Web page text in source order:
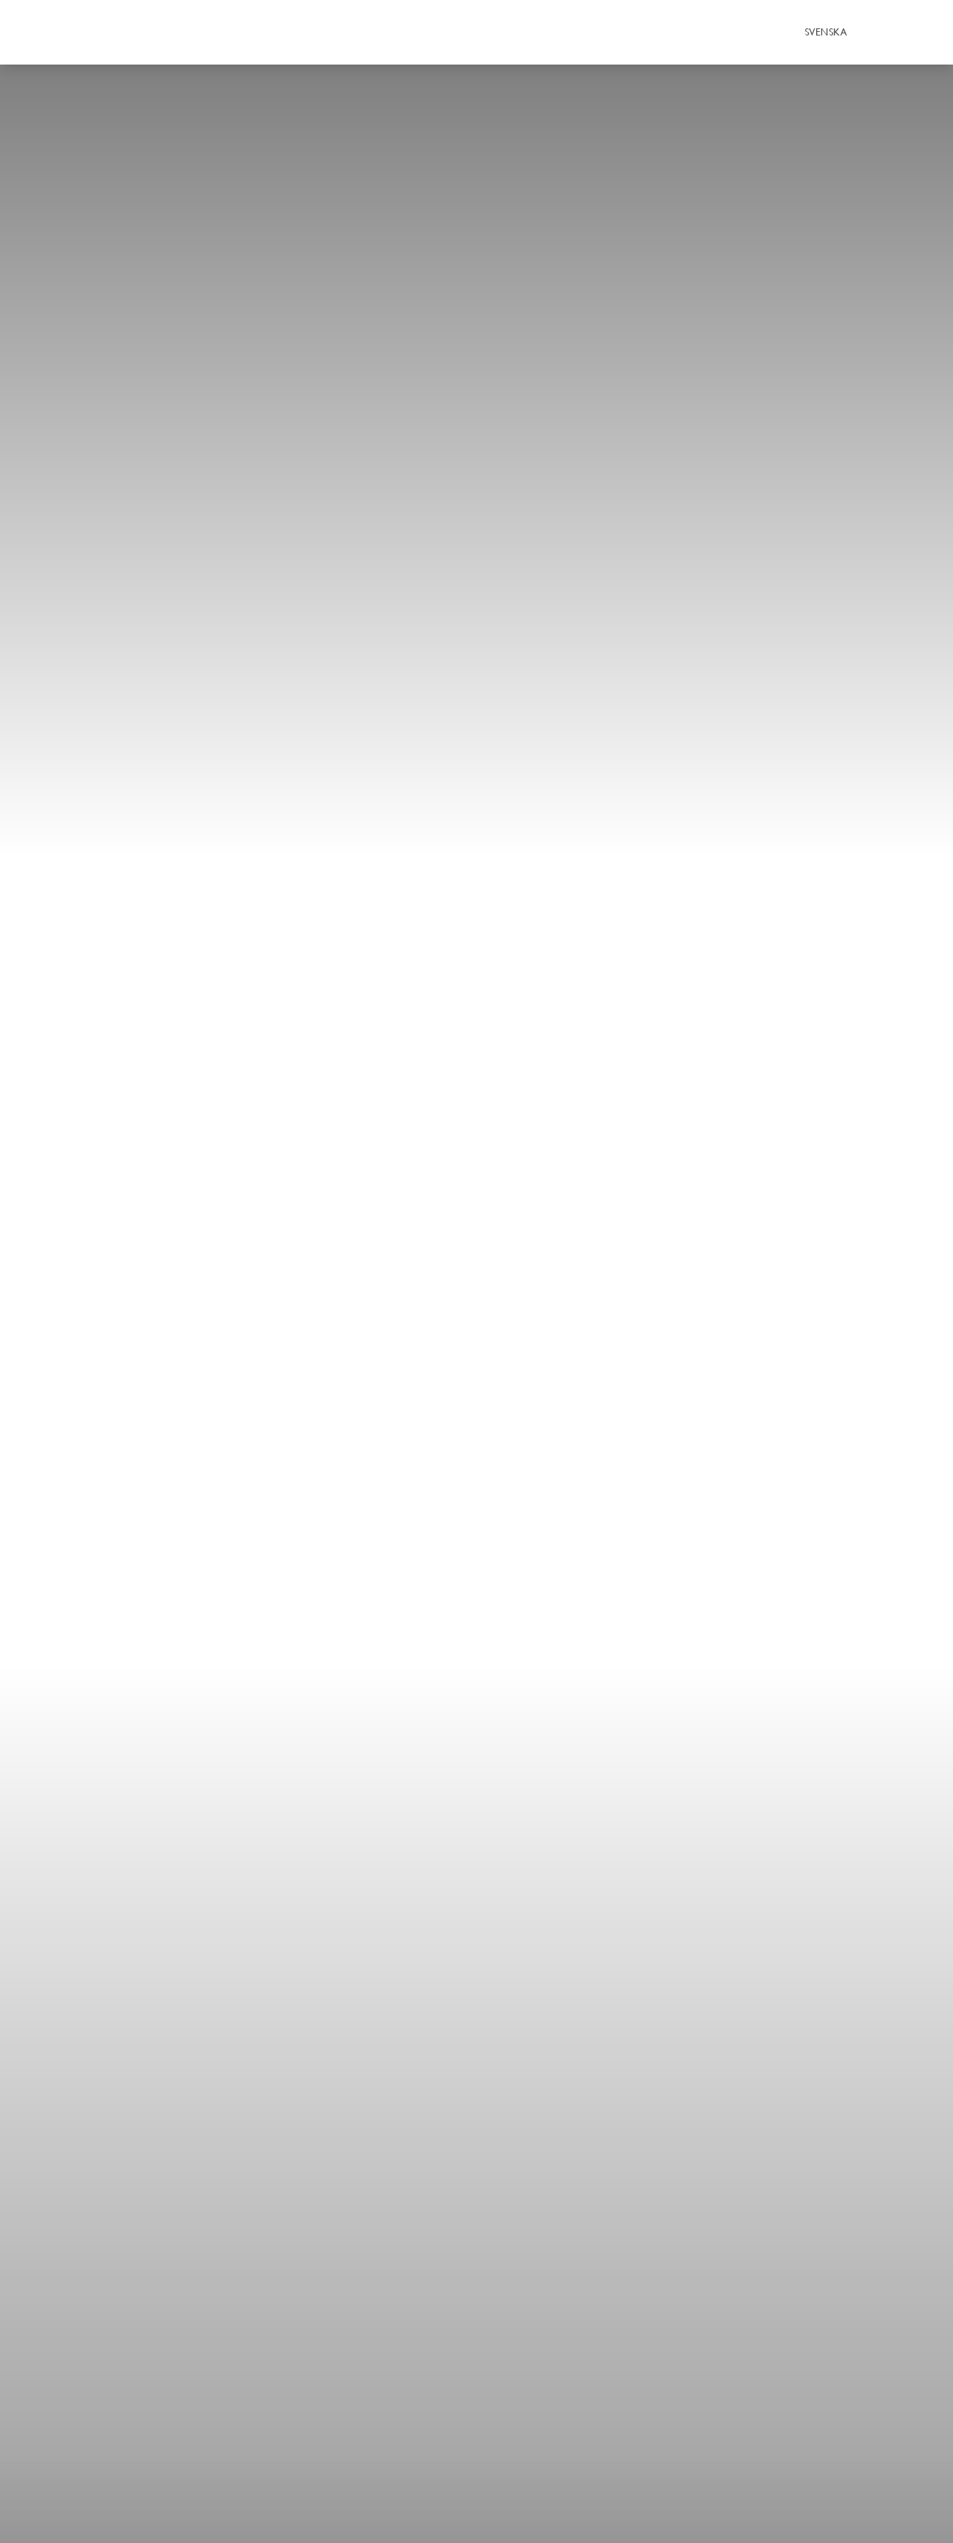
SVENSKA